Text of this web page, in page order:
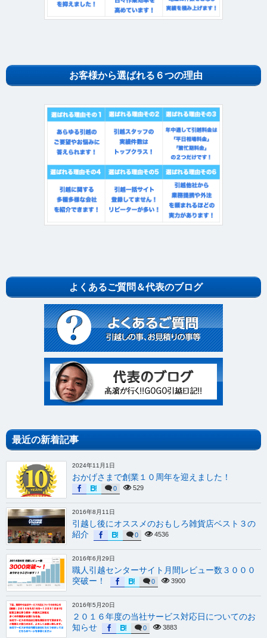
お客様から選ばれる６つの理由
よくあるご質問＆代表のブログ
最近の新着記事
2024年11月1日
おかげさまで創業１０周年を迎えました！
0 529
2016年8月11日
引越し後にオススメのおもしろ雑貨店ベスト３の
紹介
0 4536
2016年6月29日
職人引越センターサイト月間レビュー数３０００
突破ー！
0 3900
2016年5月20日
２０１６年度の当社サービス対応日についてのお
知らせ
0 3883